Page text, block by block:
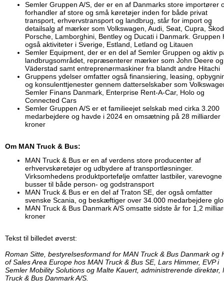
Semler Gruppen A/S, der er en af Danmarks store importører
forhandler af store og små køretøjer inden for både privat
transport, erhvervstransport og landbrug, står for import og
detailsalg af mærker som Volkswagen, Audi, Seat, Cupra,
Porsche, Lamborghini, Bentley og Ducati i Danmark. Gruppen
også aktiviteter i Sverige, Estland, Letland og Litauen
Semler Equipment, der er en del af Semler Gruppen og aktiv
landbrugsområdet, repræsenterer mærker som John Deere og
Väderstad samt entreprenørmaskiner fra blandt andre Hitachi
Gruppens ydelser omfatter også finansiering, leasing,
og konsulenttjenester gennem datterselskaber som
Semler Finans Danmark, Enterprise Rent-A-Car, Holo og
Connected Cars
Semler Gruppen A/S er et familieejet selskab med cirka 3.200
medarbejdere og havde i 2024 en omsætning på 28 milliarder
kroner
Om MAN Truck & Bus:
MAN Truck & Bus er en af verdens store producenter af
erhvervskøretøjer og udbydere af transportløsninger.
Virksomhedens produktportefølje omfatter lastbiler, varevogne
busser til både person- og godstransport
MAN Truck & Bus er en del af Traton SE, der også omfatter
svenske Scania, og beskæftiger over 34.000 medarbejdere
MAN Truck & Bus Danmark A/S omsatte sidste år for 1,2
kroner
Tekst til billedet øverst:
Roman Sitte, bestyrelsesformand for MAN Truck & Bus Danmark og
of Sales Area Europe hos MAN Truck & Bus SE, Lars Himmer, EVP i
Semler Mobility Solutions og Malte Kauert, administrerende direktør,
Truck & Bus Danmark A/S.